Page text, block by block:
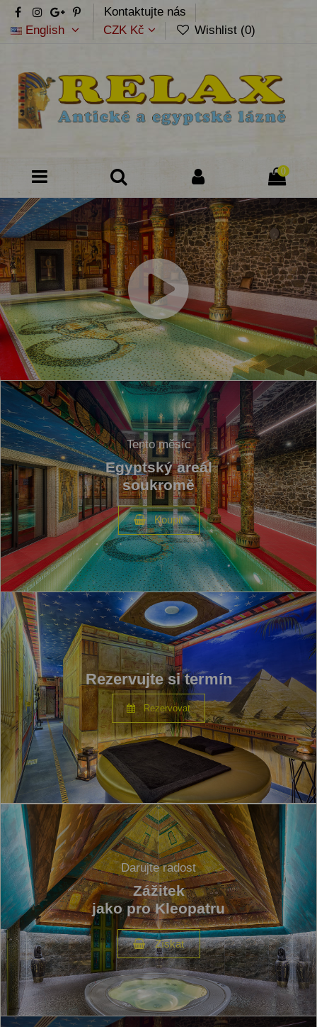
Kontaktujte nás
English
CZK Kč Wishlist (0)
0
Tento měsíc
Egyptský areál
soukromě
Koupit
Rezervujte si termín
Rezervovat
Darujte radost
Zážitek
jako pro Kleopatru
Získat